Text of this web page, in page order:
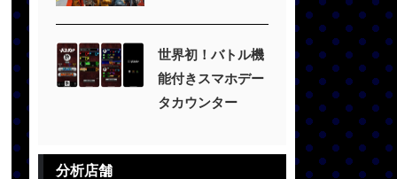
世界初！バトル機
能付きスマホデー
タカウンター
分析店舗